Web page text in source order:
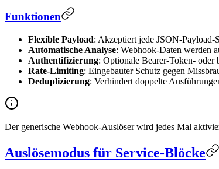
Funktionen
Flexible Payload: Akzeptiert jede JSON-Payload-
Automatische Analyse: Webhook-Daten werden
Authentifizierung: Optionale Bearer-Token-
Rate-Limiting: Eingebauter Schutz gegen
Deduplizierung: Verhindert doppelte
Der generische Webhook-Auslöser wird jedes Mal
Auslösemodus für Service-Blöcke